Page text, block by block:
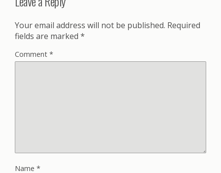
Your email address will not be published. Required
fields are marked *
Comment *
Name *